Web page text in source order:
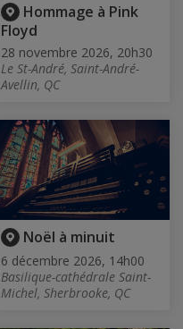
Hommage à Pink
Floyd
28 novembre 2026, 20h30
Le St-André, Saint-André-
Avellin, QC
Noël à minuit
6 décembre 2026, 14h00
Basilique-cathédrale Saint-
Michel, Sherbrooke, QC